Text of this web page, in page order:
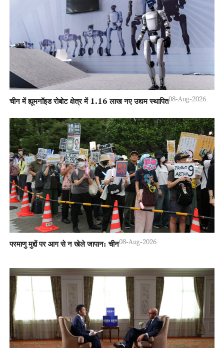
चीन में ह्यूमनॉइड रोबोट क्षेत्र में 1.16 लाख नए उद्यम स्थापित08-Aug-2026
परमाणु मुद्दों पर आग से न खेले जापान: चीन08-Aug-2026